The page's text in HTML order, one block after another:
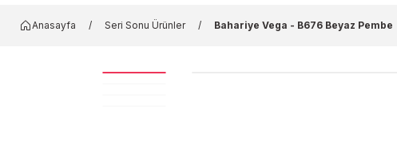
Anasayfa Seri Sonu Ürünler Bahariye Vega - B676 Beyaz Pembe